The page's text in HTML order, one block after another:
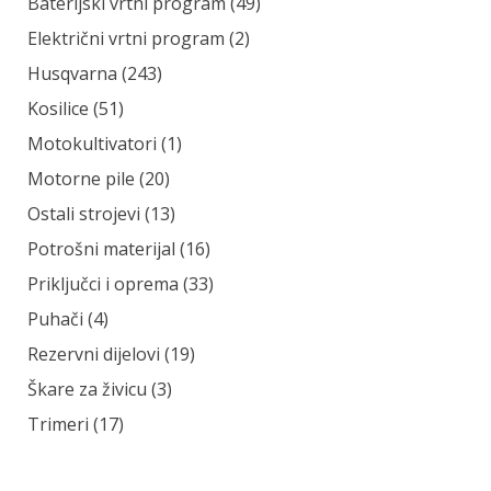
Električni vrtni program (2)
Husqvarna (243)
Kosilice (51)
Motokultivatori (1)
Motorne pile (20)
Ostali strojevi (13)
Potrošni materijal (16)
Priključci i oprema (33)
Puhači (4)
Rezervni dijelovi (19)
Škare za živicu (3)
Trimeri (17)